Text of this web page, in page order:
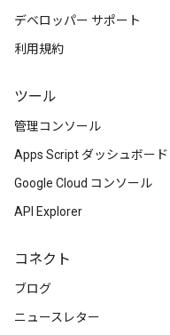
デベロッパー サポート
利用規約
ツール
管理コンソール
Apps Script ダッシュボード
Google Cloud コンソール
API Explorer
コネクト
ブログ
ニュースレター